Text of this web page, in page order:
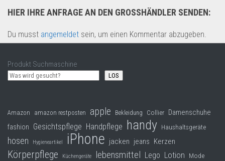
HIER IHRE ANFRAGE AN DEN GROSSHÄNDLER SENDEN:
Du musst angemeldet sein, um einen Kommentar abzugeben.
Produkt Suchmaschine
LOS
Amazon amazon restposten apple Bekleidung Collier Damenschuhe
fashion Gesichtspflege Handpflege handy Haushaltsgeräte
hosen Hygieneartikel iPhone jacken jeans Kerzen
Körperpflege Küchengeräte lebensmittel Lego Lotion Mode